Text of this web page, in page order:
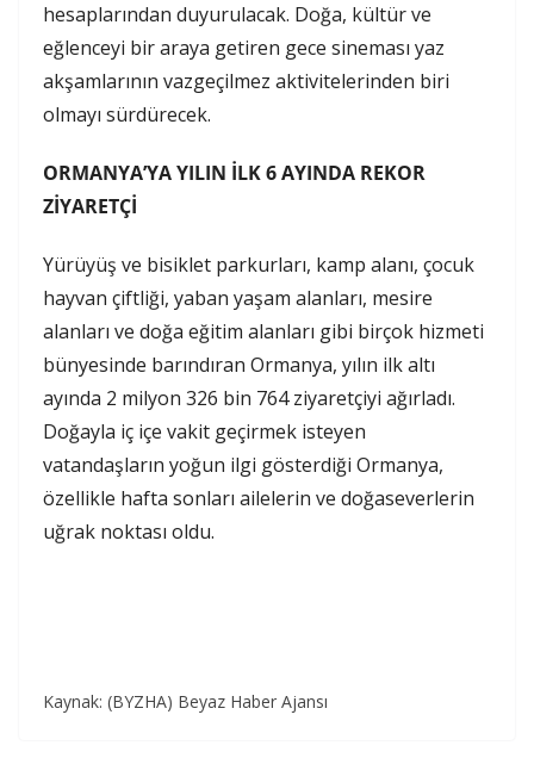
hesaplarından duyurulacak. Doğa, kültür ve
eğlenceyi bir araya getiren gece sineması yaz
akşamlarının vazgeçilmez aktivitelerinden biri
olmayı sürdürecek.
ORMANYA’YA YILIN İLK 6 AYINDA REKOR
ZİYARETÇİ
Yürüyüş ve bisiklet parkurları, kamp alanı, çocuk
hayvan çiftliği, yaban yaşam alanları, mesire
alanları ve doğa eğitim alanları gibi birçok hizmeti
bünyesinde barındıran Ormanya, yılın ilk altı
ayında 2 milyon 326 bin 764 ziyaretçiyi ağırladı.
Doğayla iç içe vakit geçirmek isteyen
vatandaşların yoğun ilgi gösterdiği Ormanya,
özellikle hafta sonları ailelerin ve doğaseverlerin
uğrak noktası oldu.
Kaynak: (BYZHA) Beyaz Haber Ajansı